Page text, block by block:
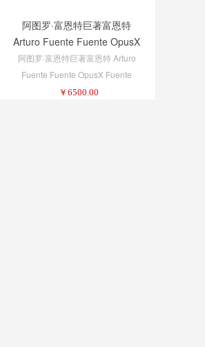
阿图罗·富恩特巨著富恩特
Arturo Fuente Fuente OpusX
Fuente Fuente
阿图罗·富恩特巨著富恩特 Arturo
Fuente Fuente OpusX Fuente
Fuente
￥ 6500.00